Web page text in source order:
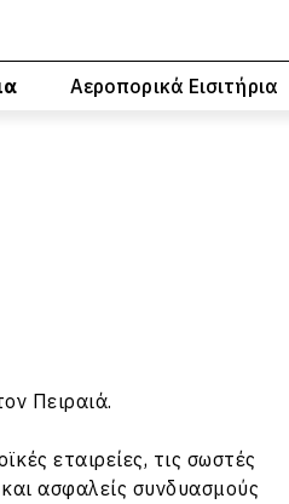
Αεροπορικά Εισιτήρια
Πειραιά.
εταιρείες, τις σωστές
ασφαλείς συνδυασμούς